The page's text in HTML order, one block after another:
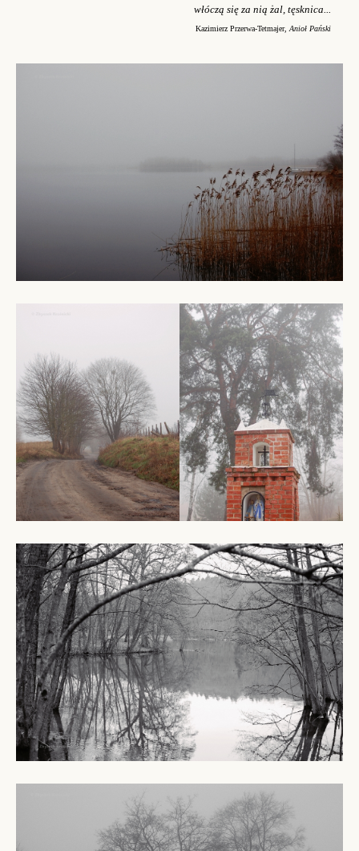
włóczą się za nią żal, tęsknica...
Kazimierz Przerwa-Tetmajer, Anioł Pański